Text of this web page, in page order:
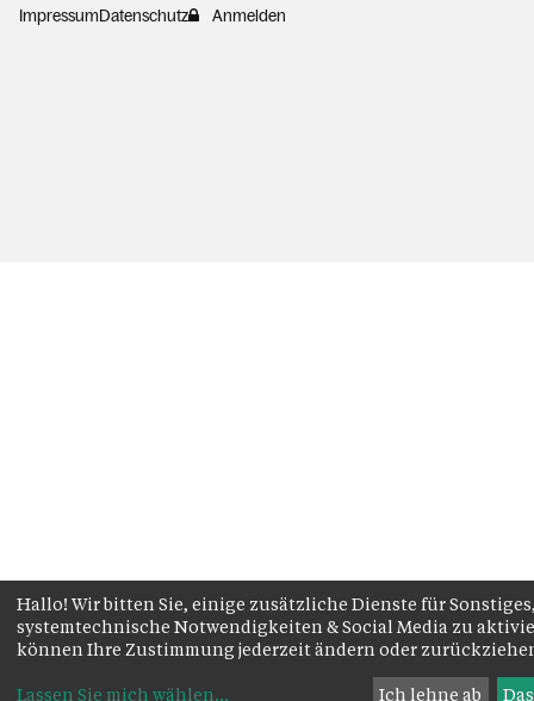
ImpressumDatenschutz Anmelden
Hallo! Wir bitten Sie, einige zusätzliche Dienste für
systemtechnische Notwendigkeiten & Social Media zu
können Ihre Zustimmung jederzeit ändern oder
Lassen Sie mich wählen... Ich lehne ab